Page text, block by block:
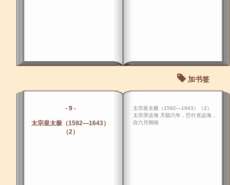
加书签
- 9 -
太宗皇太极（1592―1643）
（2）
太宗皇太极（1592―1643）（2）
太宗哭达海 天聪六年，巴什克达海，
自六月朔病